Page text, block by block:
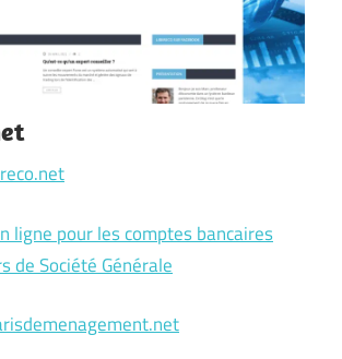
ligne pour les comptes bancaires
de Société Générale